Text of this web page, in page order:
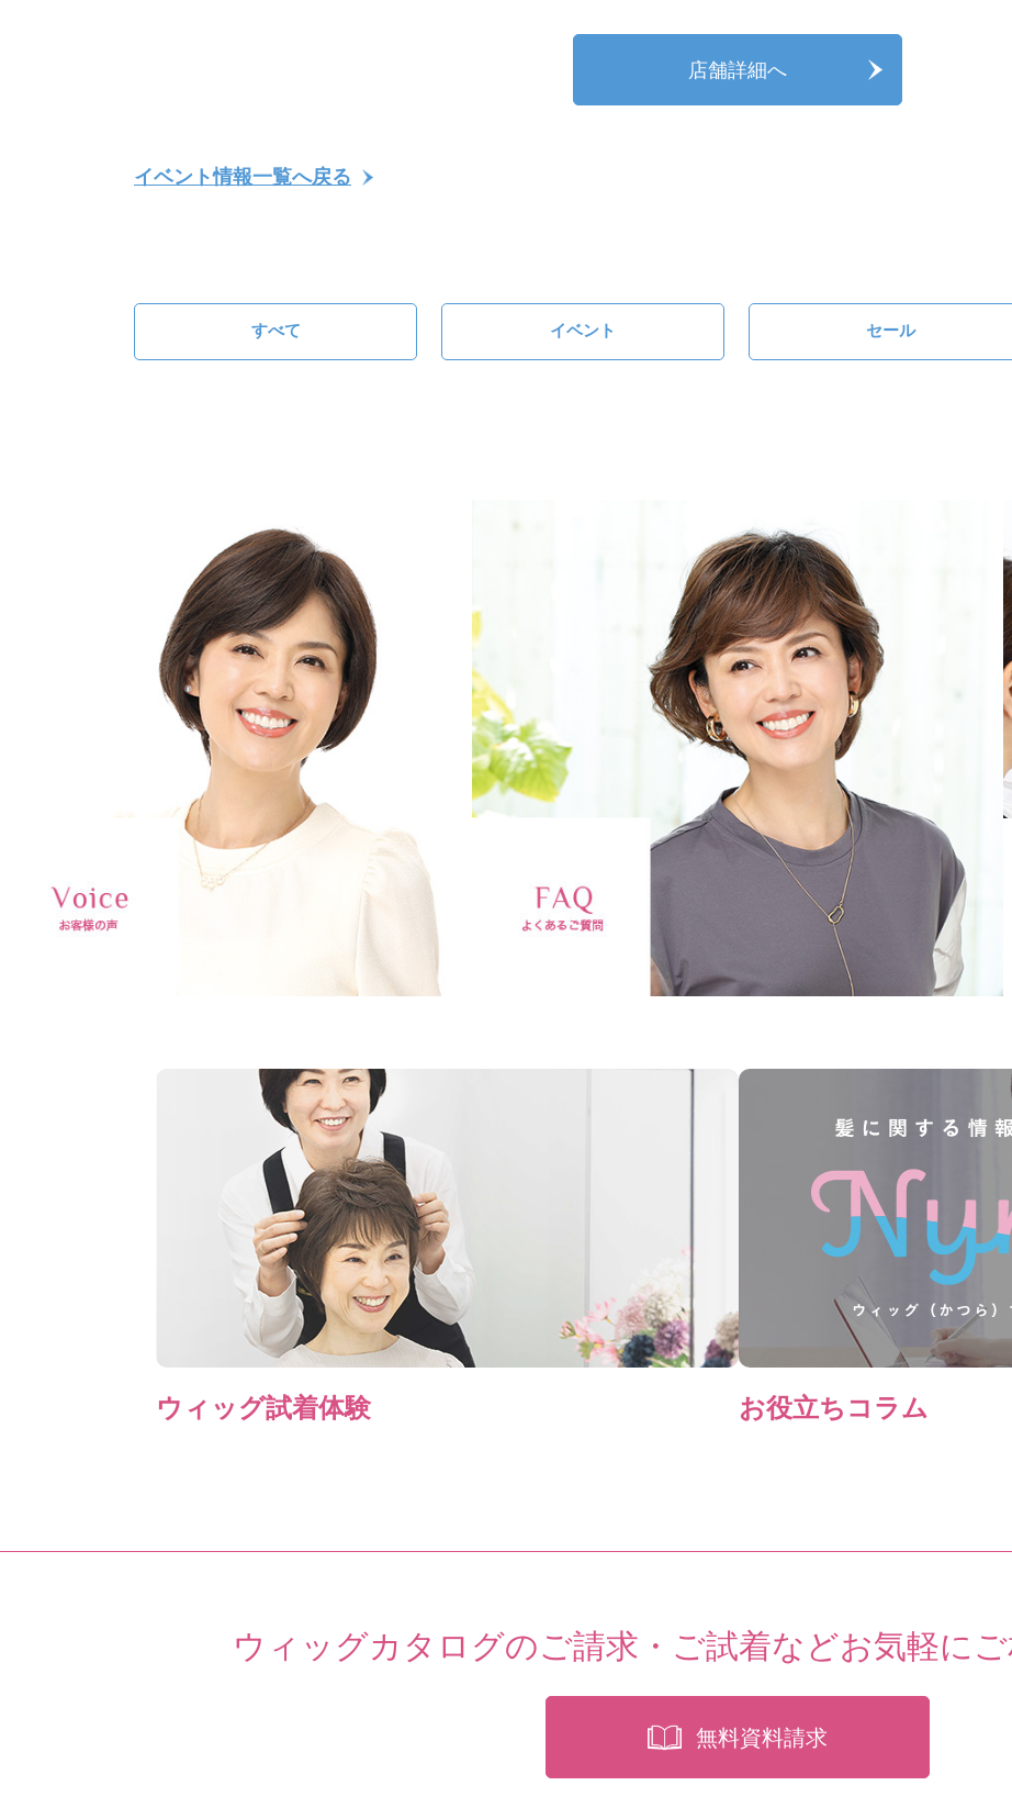
店舗詳細へ
イベント情報一覧へ戻る
すべて イベント セール
ウィッグ試着体験 お役立ちコラム
ウィッグカタログのご請求・ご試着などお気軽に
無料資料請求